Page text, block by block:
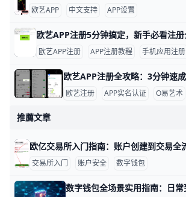
欧艺APP 中文支持 APP设置
欧艺APP注册 APP注册教程 手机应用注册
欧艺注册 APP实名认证 O易艺术
推薦文章
交易所入门 账户安全 数字钱包